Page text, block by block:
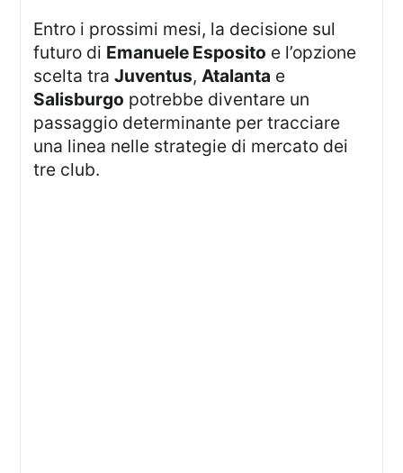
Entro i prossimi mesi, la decisione sul
futuro di Emanuele Esposito e l’opzione
scelta traJuventus, Atalanta e
Salisburgo potrebbe diventare un
passaggio determinante per tracciare
una linea nelle strategie di mercato dei
tre club.